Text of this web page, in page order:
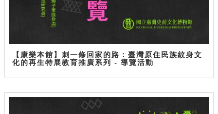
【康樂本館】刺一條回家的路：臺灣原住民族紋身文
化的再生特展教育推廣系列 - 導覽活動